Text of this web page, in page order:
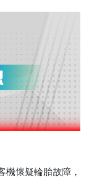
機懷疑輪胎故障，